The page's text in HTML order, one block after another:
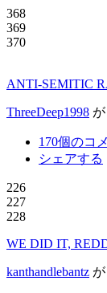
368
369
370
ANTI-SEMITIC
ThreeDeep1998 が
170個のコ
シェアする
226
227
228
WE DID IT,
kanthandlebantz が